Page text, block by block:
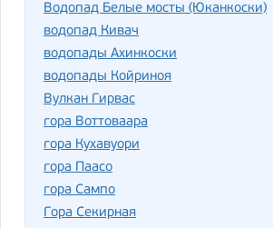
Водопад Белые мосты (Юканкоски)
водопад Кивач
водопады Ахинкоски
водопады Койриноя
Вулкан Гирвас
гора Воттоваара
гора Кухавуори
гора Паасо
гора Сампо
Гора Секирная